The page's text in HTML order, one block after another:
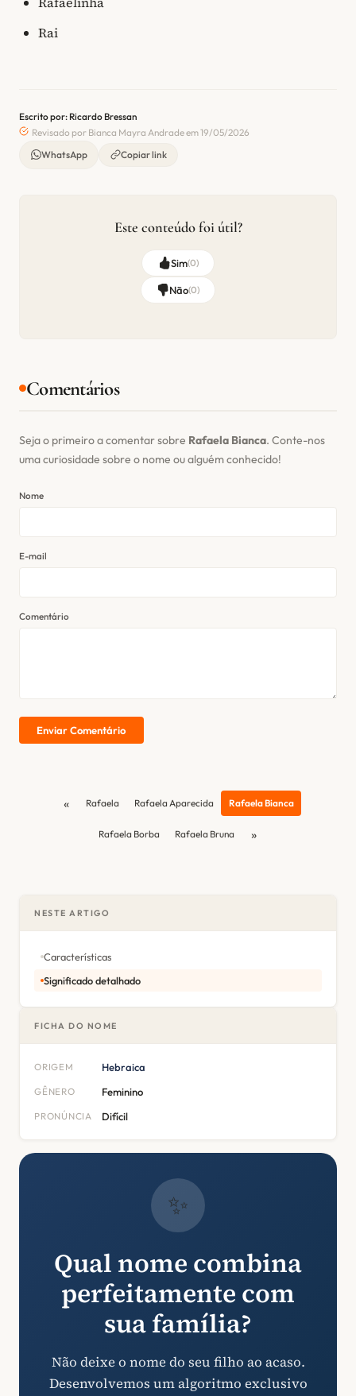
Rai
Escrito por: Ricardo Bressan
Revisado por Bianca Mayra Andrade em 19/05/2026
WhatsApp
Copiar link
Este conteúdo foi útil?
Sim(0)
Não(0)
Comentários
Seja o primeiro a comentar sobre Rafaela Bianca. Conte-nos
uma curiosidade sobre o nome ou alguém conhecido!
Nome
E-mail
Comentário
Enviar Comentário
« Rafaela Rafaela Aparecida Rafaela Bianca
Rafaela Borba Rafaela Bruna »
NESTE ARTIGO
Características
Significado detalhado
FICHA DO NOME
ORIGEM Hebraica
GÊNERO Feminino
PRONÚNCIA Difícil
✨
Qual nome combina
perfeitamente com
sua família?
Não deixe o nome do seu filho ao acaso.
Desenvolvemos um algoritmo exclusivo